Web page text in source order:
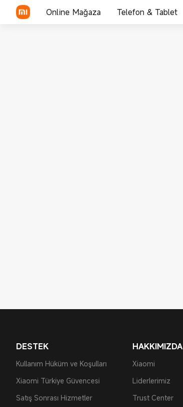
Online Mağaza Telefon & Tablet
DESTEK
Kullanım Hüküm ve Koşulları
Xiaomi Türkiye Güvencesi
Satış Sonrası Hizmetler
HAKKIMIZDA
Xiaomi
Liderlerimiz
Trust Center